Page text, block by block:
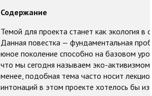
Содержание
Темой для проекта станет как экология в
Данная повестка — фундаментальная
юное поколение способно на базовом
что мы сегодня называем эко-
менее, подобная тема часто носит
интонаций в этом проекте хотелось бы